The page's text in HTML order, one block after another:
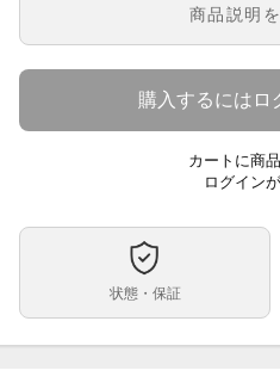
自動巻
ステン
商品説明
購入するにはロ
カートに商
ログイン
状態・保証